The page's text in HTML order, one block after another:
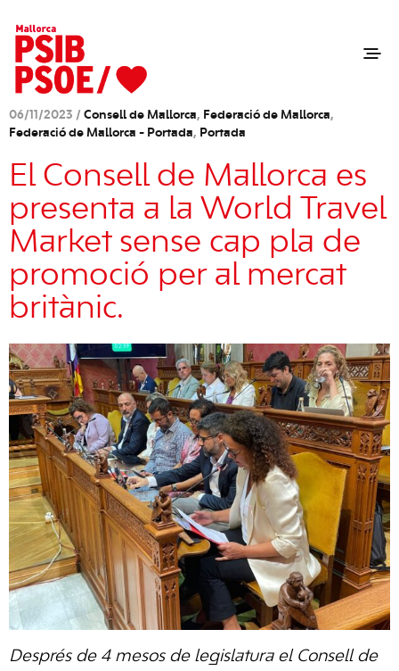
06/11/2023 / Consell de Mallorca, Federació de Mallorca,
Federació de Mallorca - Portada, Portada
El Consell de Mallorca es
presenta a la World Travel
Market sense cap pla de
promoció per al mercat
britànic.
Després de 4 mesos de legislatura el Consell de